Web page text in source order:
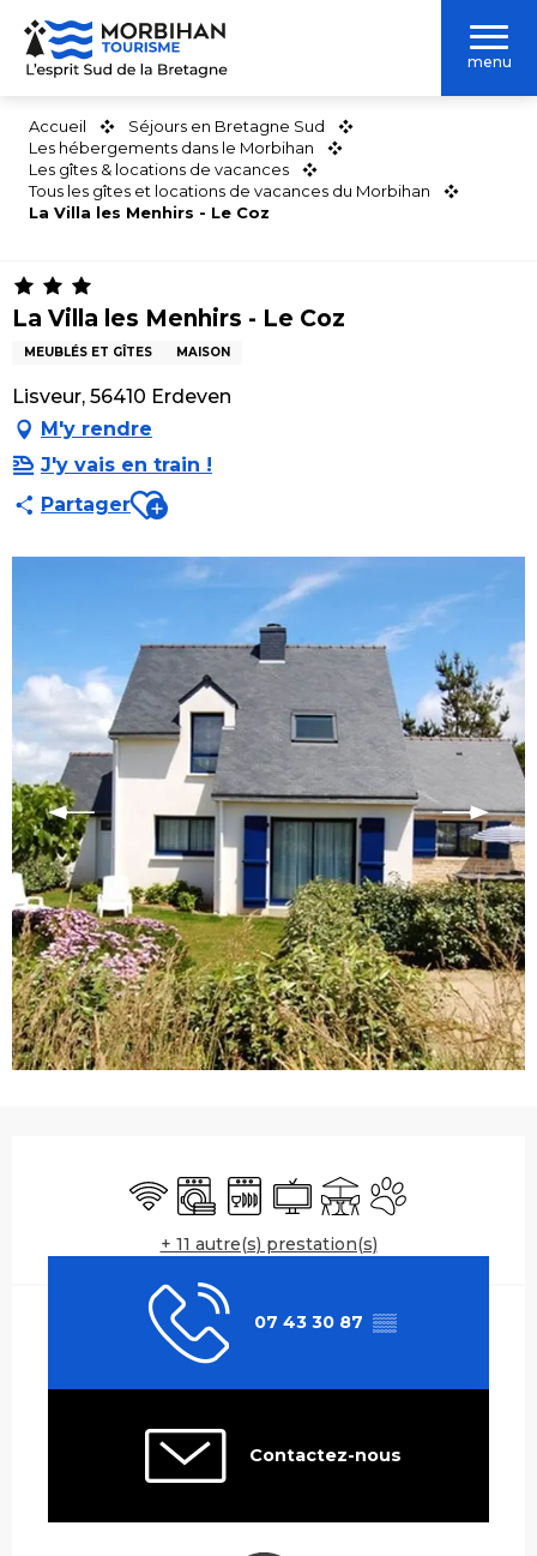
Aller
contenu
menu
Accueil
Séjours en Bretagne Sud
Les hébergements dans le Morbihan
Les gîtes & locations de vacances
Tous les gîtes et locations de vacances du Morbihan
La Villa les Menhirs - Le Coz
La Villa les Menhirs - Le Coz
MEUBLÉS ET GÎTES MAISON
Lisveur, 56410 Erdeven
M'y rendre
J'y vais en train !
PartagerAjouter aux favoris
WiFi Lave lingeLave vaisselle
TélévisionTerrasseAnimaux
+ 11 autre(s) prestation(s)
07 43 30 87 ▒▒
Contactez-nous